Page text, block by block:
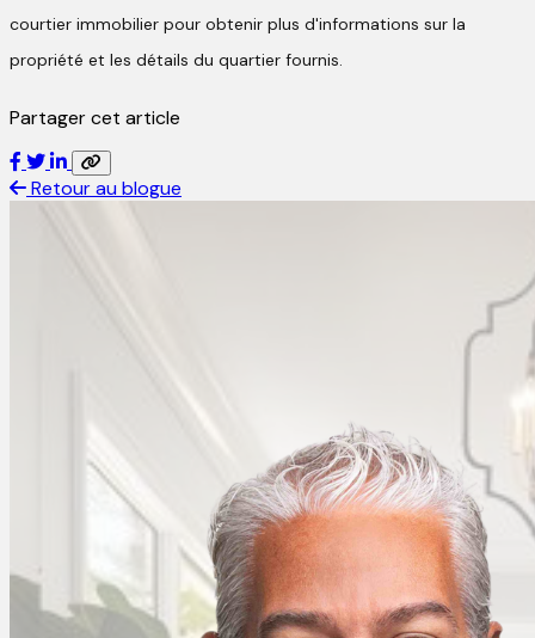
courtier immobilier pour obtenir plus d'informations sur la
propriété et les détails du quartier fournis.
Partager cet article
Retour au blogue